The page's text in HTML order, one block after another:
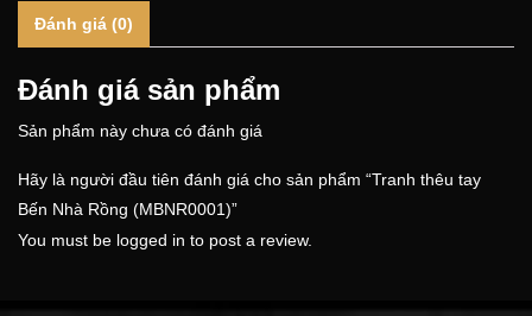
Đánh giá (0)
Đánh giá sản phẩm
Sản phẩm này chưa có đánh giá
Hãy là người đầu tiên đánh giá cho sản phẩm “Tranh thêu tay
Bến Nhà Rồng (MBNR0001)”
You must be logged in to post a review.